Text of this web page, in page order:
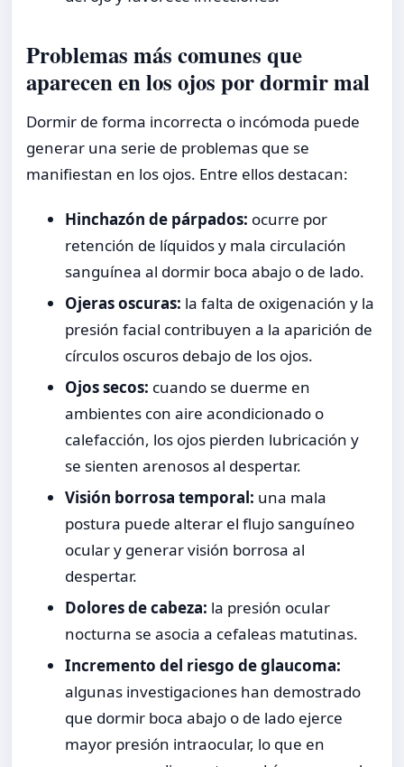
Problemas más comunes que
aparecen en los ojos por dormir mal
Dormir de forma incorrecta o incómoda puede
generar una serie de problemas que se
manifiestan en los ojos. Entre ellos destacan:
Hinchazón de párpados: ocurre por
retención de líquidos y mala circulación
sanguínea al dormir boca abajo o de lado.
Ojeras oscuras: la falta de oxigenación y la
presión facial contribuyen a la aparición de
círculos oscuros debajo de los ojos.
Ojos secos: cuando se duerme en
ambientes con aire acondicionado o
calefacción, los ojos pierden lubricación y
se sienten arenosos al despertar.
Visión borrosa temporal: una mala
postura puede alterar el flujo sanguíneo
ocular y generar visión borrosa al
despertar.
Dolores de cabeza: la presión ocular
nocturna se asocia a cefaleas matutinas.
Incremento del riesgo de glaucoma:
algunas investigaciones han demostrado
que dormir boca abajo o de lado ejerce
mayor presión intraocular, lo que en